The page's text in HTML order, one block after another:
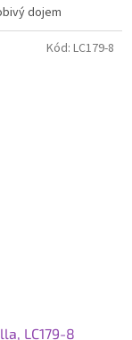
dojem
LC179-8
Kód: LC179-8